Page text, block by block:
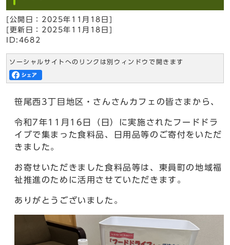
[公開日： 2025年11月18日
[更新日： 2025年11月18日
ID:4682
ソーシャルサイトへのリンクは別ウィンドウで開きます
笹尾西3丁目地区・さんさんカフェの皆さまから、
令和7年11月16日（日）に実施されたフードドラ
イブで集まった食料品、日用品等のご寄付をいただ
きました。
お寄せいただきました食料品等は、東員町の地域福
祉推進のために活用させていただきます。
ありがとうございました。